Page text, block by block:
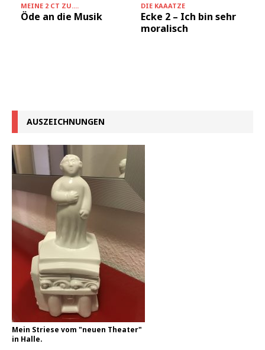
MEINE 2 CT ZU....
Öde an die Musik
DIE KAAATZE
Ecke 2 – Ich bin sehr
moralisch
AUSZEICHNUNGEN
Mein Striese vom "neuen Theater"
in Halle.